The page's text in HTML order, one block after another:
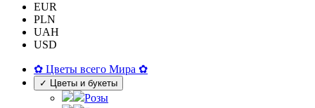
EUR
PLN
UAH
USD
✿ Цветы всего Мира ✿
✓ Цветы и букеты
Розы